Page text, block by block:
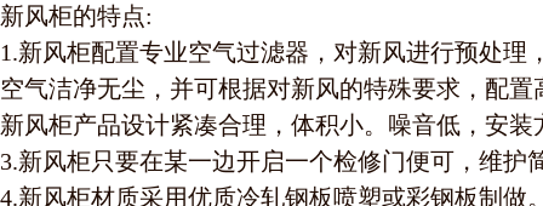
新风柜的特点:
1.新风柜配置专业空气过滤器，对新风进行预处理
空气洁净无尘，并可根据对新风的特殊要求，配置
新风柜产品设计紧凑合理，体积小。噪音低，安装
3.新风柜只要在某一边开启一个检修门便可，维护
4.新风柜材质采用优质冷轧钢板喷塑或彩钢板制做